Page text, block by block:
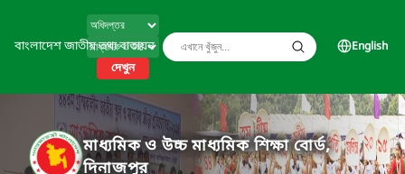
বাংলাদেশ জাতীয় তথ্য বাতায়ন
দেখুন
English
মাধ্যমিক ও উচ্চ মাধ্যমিক শিক্ষা বোর্ড,
দিনাজপুর